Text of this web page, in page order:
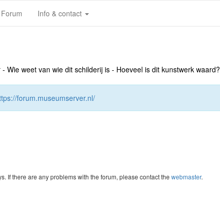
Forum Info & contact
weet van wie dit schilderij is - Hoeveel is dit kunstwerk waard?
forum.museumserver.nl/
If there are any problems with the forum, please contact the webmaster.